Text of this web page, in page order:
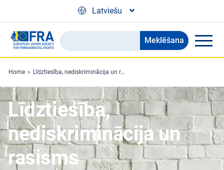
Latviešu
Search
the
FRA
website
Meklēšana
Home Līdztiesība, nediskriminācija un rasisms
Līdztiesība,
nediskriminācija un
rasisms